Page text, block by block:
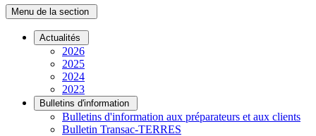
Menu de la section
Actualités
2026
2025
2024
2023
Bulletins d'information
Bulletins d'information aux préparateurs et aux clients
Bulletin Transac-TERRES